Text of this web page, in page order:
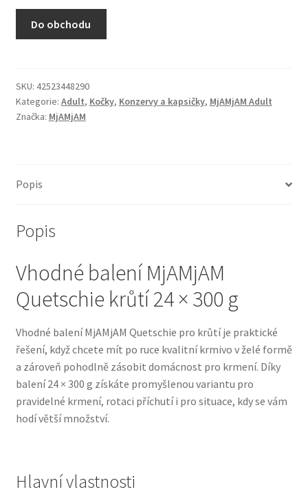
N&D Farmina pro kočky — Italské holistic krmivo
Pamlsky pro kočky
Purizon pro kočky
Veterinární dieta pro kočky
Vše pro psy — Krmivo, doplňky, vybavení
Boudy a výběhy
Bozita pro psy — Švédské krmivo s nordickou kvalitou
Brit pro psy
Granule pro psy
Do obchodu
SKU: 42523448290
Kategorie: Adult, Kočky, Konzervy a kapsičky, MjAMjAM Adult
Značka: MjAMjAM
Popis
Popis
Vhodné balení MjAMjAM
Quetschie krůtí 24 × 300 g
Vhodné balení MjAMjAM Quetschie pro krůtí je praktické
řešení, když chcete mít po ruce kvalitní krmivo v želé formě
a zároveň pohodlně zásobit domácnost pro krmení. Díky
balení 24 × 300 g získáte promyšlenou variantu pro
pravidelné krmení, rotaci příchutí i pro situace, kdy se vám
hodí větší množství.
Hlavní vlastnosti